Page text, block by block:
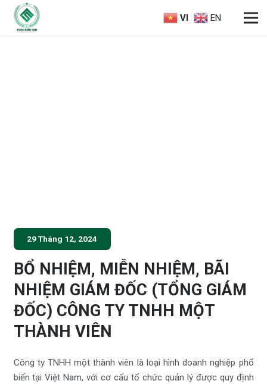
VI EN
29 Tháng 12, 2024
BỔ NHIỆM, MIỄN NHIỆM, BÃI
NHIỆM GIÁM ĐỐC (TỔNG GIÁM
ĐỐC) CÔNG TY TNHH MỘT
THÀNH VIÊN
Công ty TNHH một thành viên là loại hình doanh nghiệp phổ
biến tại Việt Nam, với cơ cấu tổ chức quản lý được quy định